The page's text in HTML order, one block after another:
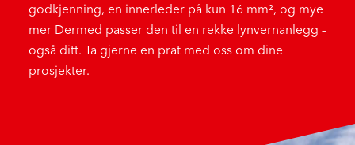
godkjenning, en innerleder på kun 16 mm², og mye
mer Dermed passer den til en rekke lynvernanlegg –
også ditt. Ta gjerne en prat med oss om dine
prosjekter.